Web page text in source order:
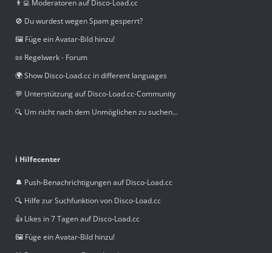
👨‍💻 Moderatoren auf Disco-Load.cc
🚫 Du wurdest wegen Spam gesperrt?
🖼️ Füge ein Avatar-Bild hinzu!
📜 Regelwerk - Forum
🌍 Show Disco-Load.cc in different languages
💬 Unterstützung auf Disco-Load.cc-Community
🔍 Um nicht nach dem Unmöglichen zu suchen...
ℹ️ Hilfecenter
🔔 Push-Benachrichtigungen auf Disco-Load.cc
🔍 Hilfe zur Suchfunktion von Disco-Load.cc
👍 Likes in 7 Tagen auf Disco-Load.cc
🖼️ Füge ein Avatar-Bild hinzu!